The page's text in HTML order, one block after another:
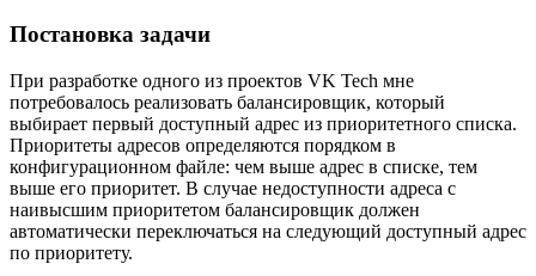
Постановка задачи
При разработке одного из проектов VK Tech мне
потребовалось реализовать балансировщик, который
выбирает первый доступный адрес из приоритетного списка.
Приоритеты адресов определяются порядком в
конфигурационном файле: чем выше адрес в списке, тем
выше его приоритет. В случае недоступности адреса с
наивысшим приоритетом балансировщик должен
автоматически переключаться на следующий доступный адрес
по приоритету.